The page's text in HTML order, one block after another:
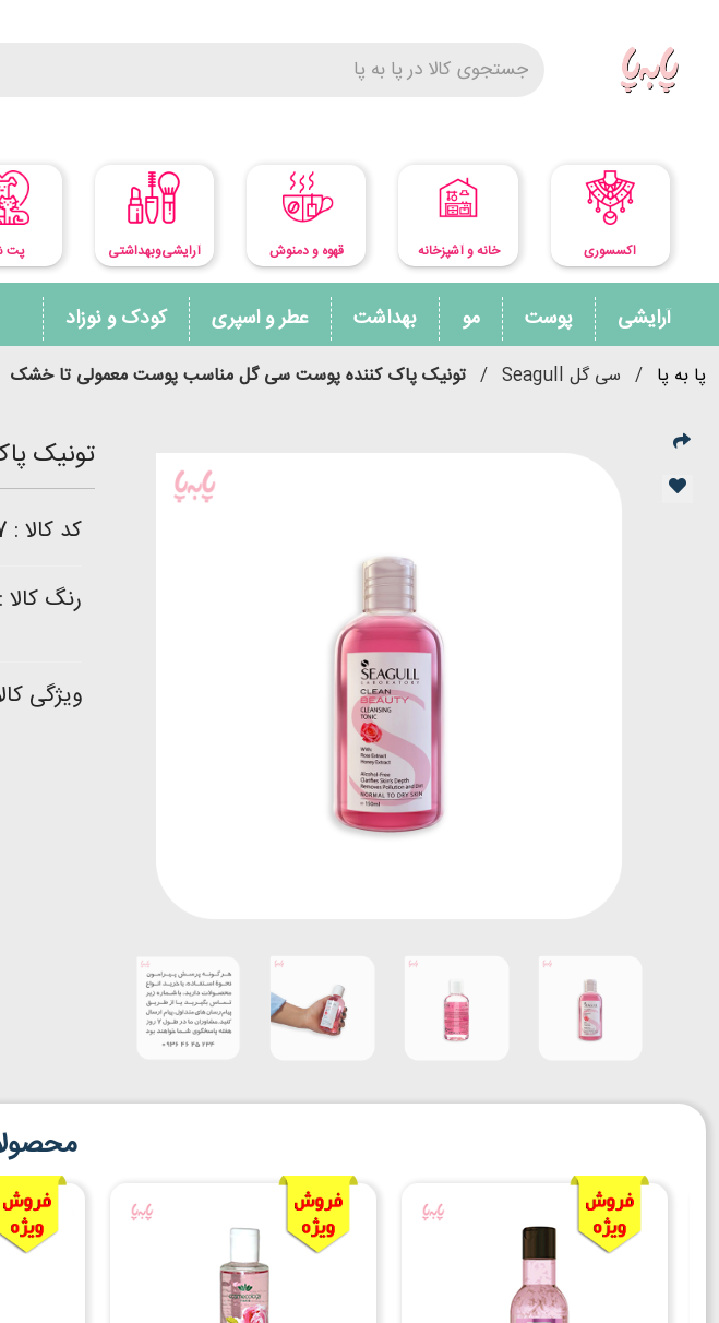
اکسسوری خانه و آشپزخانه قهوه و دمنوش آرایشی‌وبهداشتی پت
آرایشی پوست مو بهداشت عطر و اسپری کودک و نوزاد
پا به پا / سی گل Seagull / تونیک پاک کننده پوست سی گل مناسب پوست معمولی تا خشک
تونیک
کد کالا : 1097
رنگ کالا :
ویژگی